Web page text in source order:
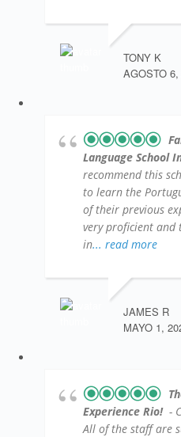
TONY K
AGOSTO
Language School
recommend this
to learn the
of their previous
very proficient and
in... read more
JAMES R
MAYO 1,
Experience Rio! -
All of the staff are